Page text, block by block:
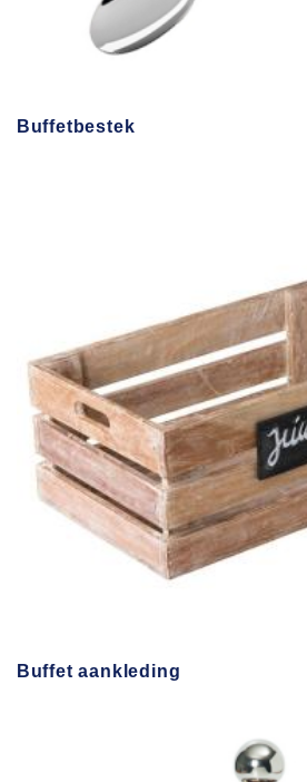
Buffetbestek
Buffet aankleding